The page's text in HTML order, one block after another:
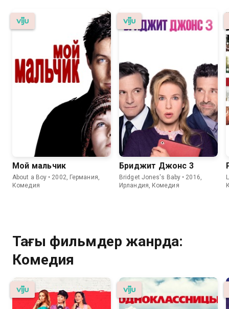
Мой мальчик
About a Boy • 2002, Германия,
Комедия
Бриджит Джонс 3
Bridget Jones's Baby • 2016,
Ирландия, Комедия
Тағы фильмдер жанрда:
Комедия